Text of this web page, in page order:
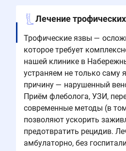
Лечение
Трофические язвы —
которое требует
нашей клинике в
устраняем не только саму
причину — нарушенный
Приём флеболога, УЗИ,
современные методы (в
позволяют ускорить
предотвратить рецидив.
амбулаторно, без